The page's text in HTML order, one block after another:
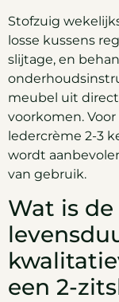
Stofzuig
losse kussens
slijtage, en
meubel uit
voorkomen.
ledercrème 2-3
wordt
van gebruik.
Wat is
een 2-